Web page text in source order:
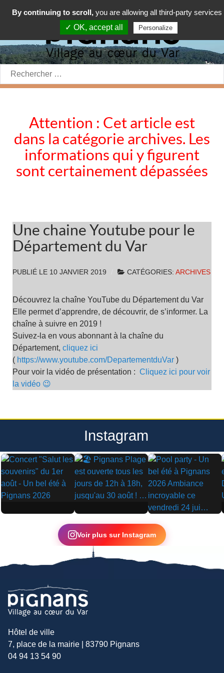
Rechercher:
Attention : Cet article est
dans la catégorie archives. Les
informations qui y figurent
sont certainement dépassées
Une chaine Youtube pour le
Département du Var
PUBLIÉ LE 10 JANVIER 2019 CATÉGORIES: ARCHIVES
Découvrez la chaîne YouTube du Département du Var
Elle permet d’apprendre, de découvrir, de s’informer. La
chaîne à suivre en 2019 !
Suivez-la en vous abonnant à la chaîne du
Département, cliquez ici
( https://www.youtube.com/DepartementduVar )
Pour voir la vidéo de présentation : Cliquez ici pour voir
la vidéo 😉
Instagram
▶ ▶
▶
Voir plus sur Instagram
Hôtel de ville
7, place de la mairie | 83790 Pignans
04 94 13 54 90
By continuing to scroll, you are allowing all third-party services
✓ OK, accept all
Personalize